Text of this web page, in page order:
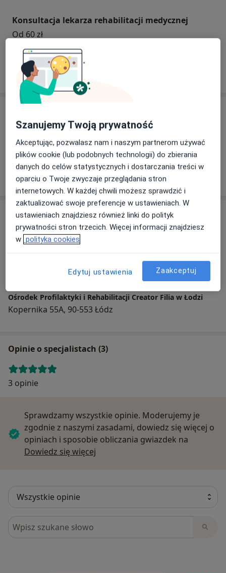
Konsultacja lekarza rehabilitacji medycznej
Od 60 zł
W jaki sposób ustalane są ceny?
Lekarz rehabilitacji medycznej
13 opinii
Adres
Ośrodek Profilaktyki i Rehabilitacji Creator Filia w Łodzi
Kopernika 55A, 90-553 Łódz
Opinie o specjalistach (3)
3 opinie
Sprawdzamy wszystkie opinie. Moderujemy je
zgodnie z naszymi zasadami, dowiedz się więcej o
opiniach i sposobie obliczania gwiazdek na
Dowiedz się więcej
Szukaj w opiniach
Szanujemy Twoją prywatność
Akceptując, pozwalasz nam i naszym partnerom używać
plików cookie (lub podobnych technologii) do zbierania
danych do celów statystycznych i dostarczania treści w
oparciu o Twoje zwyczaje przeglądania stron
internetowych. W każdej chwili możesz sprawdzić i
zaktualizować swoje preferencje w ustawieniach. W
ustawieniach znajdziesz również linki do polityk
prywatności stron trzecich. Więcej informacji znajdziesz
w polityka cookies
Edytuj ustawienia Zaakceptuj